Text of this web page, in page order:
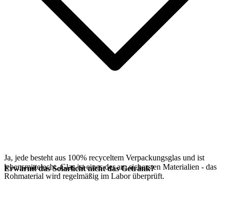
Ja, jede besteht aus 100% recyceltem Verpackungsglas und ist
lebensmittelecht. Glas ist eines der am sichersten Materialien - das
Rohmaterial wird regelmäßig im Labor überprüft.
Erwärmt das Solarlicht nicht das Getränk?